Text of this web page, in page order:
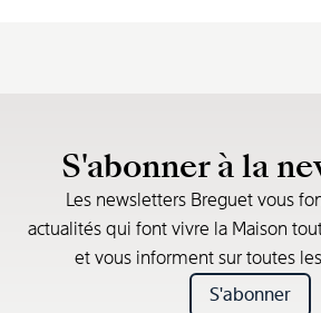
S'abonner à la
Les newsletters Breguet vous
actualités qui font vivre la Maison
et vous informent sur toutes
S'abonner